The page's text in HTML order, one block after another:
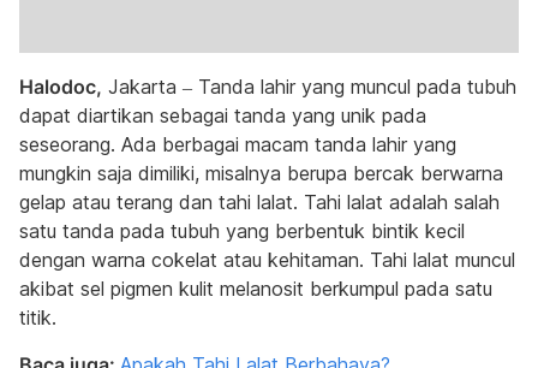
Halodoc, Jakarta – Tanda lahir yang muncul pada tubuh
dapat diartikan sebagai tanda yang unik pada
seseorang. Ada berbagai macam tanda lahir yang
mungkin saja dimiliki, misalnya berupa bercak berwarna
gelap atau terang dan tahi lalat. Tahi lalat adalah salah
satu tanda pada tubuh yang berbentuk bintik kecil
dengan warna cokelat atau kehitaman. Tahi lalat muncul
akibat sel pigmen kulit melanosit berkumpul pada satu
titik.